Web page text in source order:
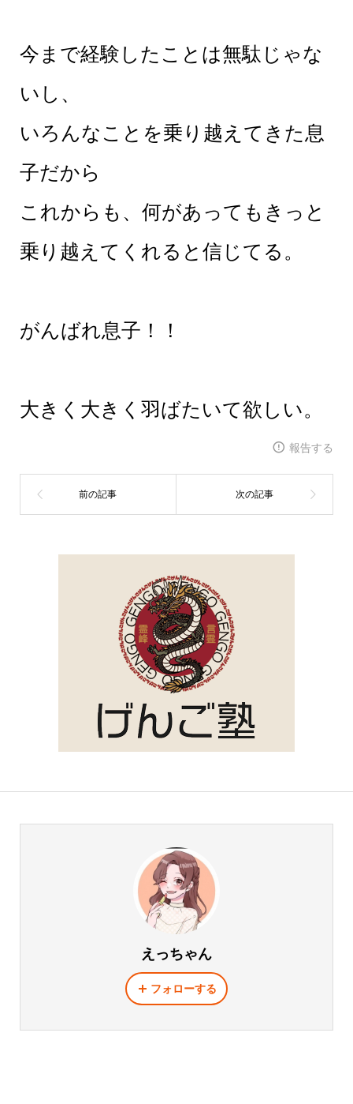
今まで経験したことは無駄じゃな
いし、
いろんなことを乗り越えてきた息
子だから
これからも、何があってもきっと
乗り越えてくれると信じてる。
がんばれ息子！！
大きく大きく羽ばたいて欲しい。
報告する
えっちゃん
フォローする